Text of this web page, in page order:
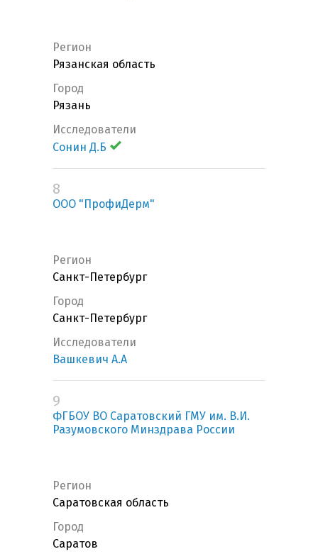
Регион
Рязанская область
Город
Рязань
Исследователи
Сонин Д.Б
8
ООО "ПрофиДерм"
Регион
Санкт-Петербург
Город
Санкт-Петербург
Исследователи
Вашкевич А.А
9
ФГБОУ ВО Саратовский ГМУ им. В.И.
Разумовского Минздрава России
Регион
Саратовская область
Город
Саратов